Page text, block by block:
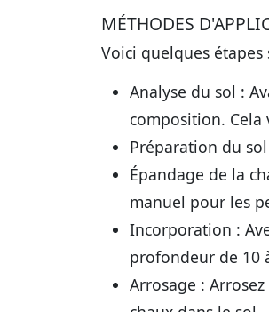
MÉTHODES
Voici quelques
Analyse du sol :
composition.
Préparation du
Épandage de la
manuel pour les
Incorporation :
profondeur de 10
Arrosage :